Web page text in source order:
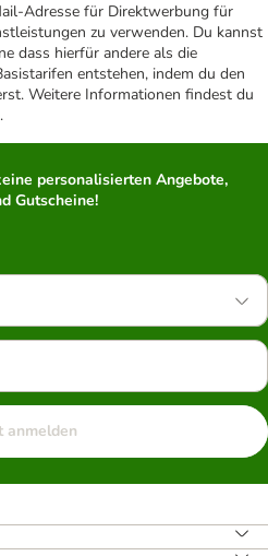
Adresse für Direktwerbung für
zu verwenden. Du kannst
dass hierfür andere als die
entstehen, indem du den
Weitere Informationen findest du
.
personalisierten Angebote,
Gutscheine!
anmelden